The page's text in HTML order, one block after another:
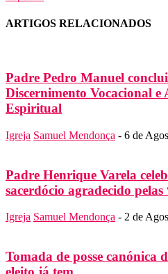
ARTIGOS RELACIONADOS
Padre Pedro Manuel
Discernimento Vocacional e
Espiritual
Igreja Samuel Mendonça - 6 de
Padre Henrique Varela
sacerdócio agradecido
Igreja Samuel Mendonça - 2 de
Tomada de posse canónica